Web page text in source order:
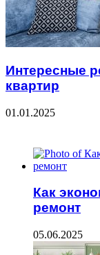
Интересные
квартир
01.01.2025
Как
ремонт
05.06.2025